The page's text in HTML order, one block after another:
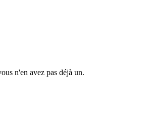
n'en avez pas déjà un.